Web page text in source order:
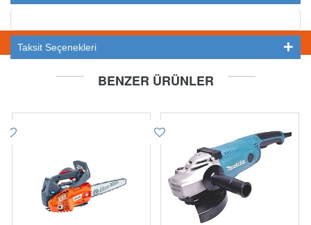
Taksit Seçenekleri
BENZER ÜRÜNLER